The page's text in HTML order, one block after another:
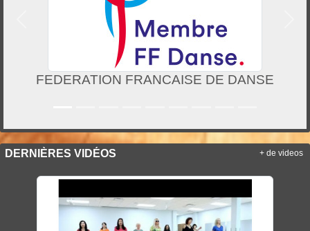
VILLE DE VILLENEUVE LE ROI
DERNIÈRES VIDÉOS + de videos